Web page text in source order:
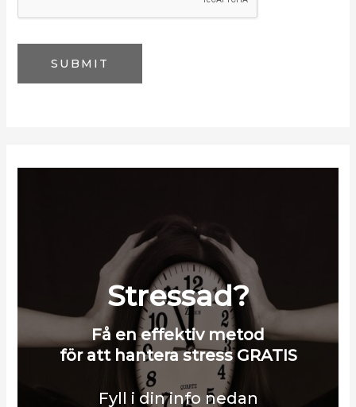
m
a
SUBMIT
Stressad?
Få en effektiv metod
för att hantera stress GRATIS
Fyll i din info nedan